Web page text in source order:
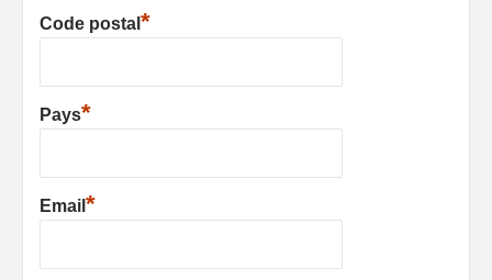
Code postal *
Pays*
Email *